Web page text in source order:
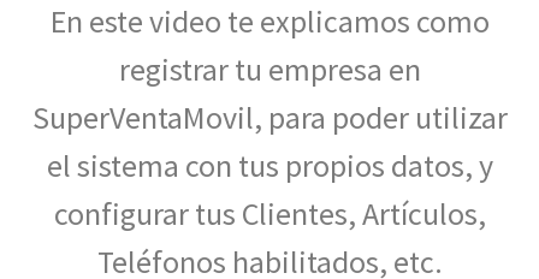
En este video te explicamos como
registrar tu empresa en
SuperVentaMovil, para poder utilizar
el sistema con tus propios datos, y
configurar tus Clientes, Artículos,
Teléfonos habilitados, etc.